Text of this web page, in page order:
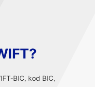
BIC, kod BIC,